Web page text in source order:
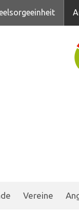
Vereine